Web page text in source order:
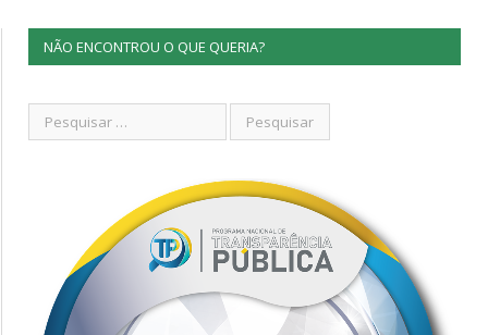
NÃO ENCONTROU O QUE QUERIA?